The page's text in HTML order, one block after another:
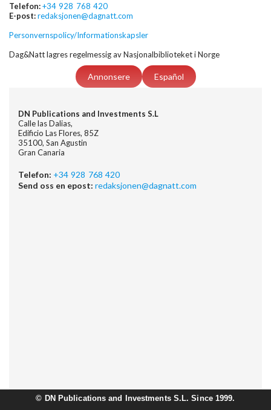
Telefon:+34 928 768 420
E-post:redaksjonen@dagnatt.com
Personvernspolicy/Informationskapsler
Dag&Natt lagres regelmessig av Nasjonalbiblioteket i Norge
Annonsere Español
DN Publications and Investments S.L
Calle las Dalias,
Edificio Las Flores, 85Z
35100, San Agustin
Gran Canaria
Telefon: +34 928 768 420
Send oss en epost: redaksjonen@dagnatt.com
© DN Publications and Investments S.L. Since 1999.